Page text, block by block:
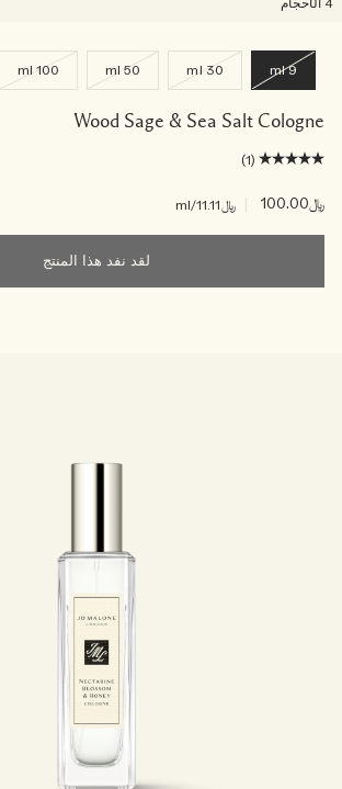
30 ml
50 ml
100 ml
Wood Sage & Sea Salt Cologne
(1)
﷼100.00 ﷼11.11 /ml
لقد نفد هذا المنتج